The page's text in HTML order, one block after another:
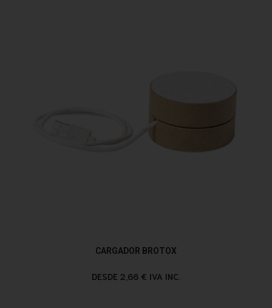
CARGADOR BROTOX
DESDE 2,66 € IVA INC.